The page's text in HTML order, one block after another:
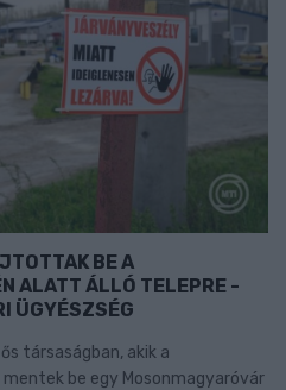
BE A
ALATT ÁLLÓ TELEPRE -
ÜGYÉSZSÉG
társaságban, akik a
be egy Mosonmagyaróvár